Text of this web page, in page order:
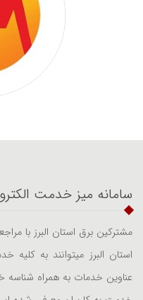
سامانه میز خدمت
مشترکین برق استان البرز با
استان البرز میتوانند به
عناوین خدمات به همراه شناسه